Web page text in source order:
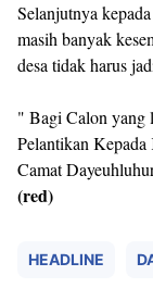
Selanjutnya
masih banyak
desa tidak harus
" Bagi Calon yang
Pelantikan Kepada
Camat
(red)
HEADLINE